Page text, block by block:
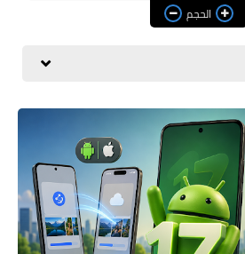
الربح من الانترنت
ذكاء اصطناعي
الحجم